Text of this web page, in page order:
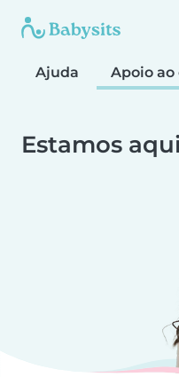
Ajuda Apoio
Estamos